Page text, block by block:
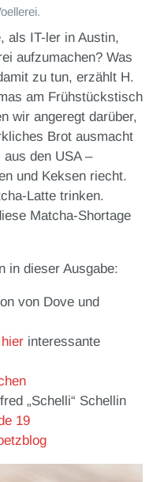
.
als IT-ler in Austin,
aufzumachen? Was
zu tun, erzählt H.
am Frühstückstisch
wir angeregt darüber,
Brot ausmacht
den USA –
und Keksen riecht.
Latte trinken.
Matcha-Shortage
in dieser Ausgabe:
von Dove und
hier interessante
„Schelli“ Schellin
19